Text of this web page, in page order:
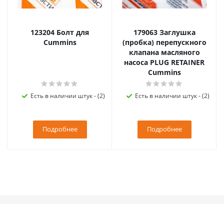
123204 Болт для
Cummins
Есть в наличии штук - (2)
Подробнее
179063 Заглушка
(пробка) перепускного
клапана масляного
насоса PLUG RETAINER
Cummins
Есть в наличии штук - (2)
Подробнее